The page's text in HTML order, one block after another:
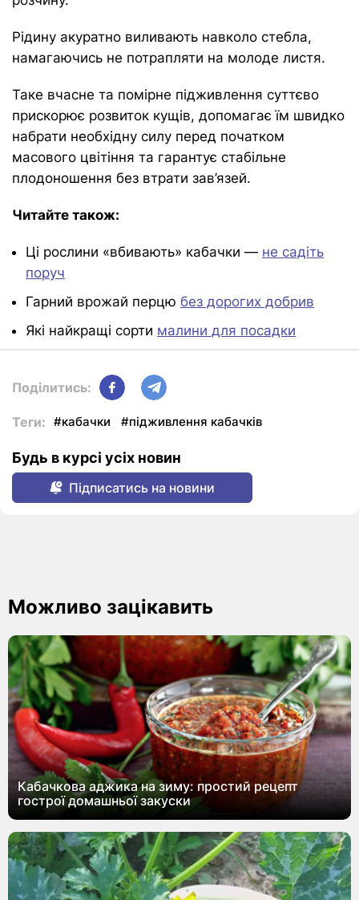
Рідину акуратно виливають навколо стебла,
намагаючись не потрапляти на молоде листя.
Таке вчасне та помірне підживлення суттєво
прискорює розвиток кущів, допомагає їм швидко
набрати необхідну силу перед початком
масового цвітіння та гарантує стабільне
плодоношення без втрати зав’язей.
Читайте також:
Ці рослини «вбивають» кабачки — не садіть
поруч
Гарний врожай перцю без дорогих добрив
Які найкращі сорти малини для посадки
Поділитись:
Теги: #кабачки #підживлення кабачків
Будь в курсі усіх новин
Підписатись на новини
Можливо зацікавить
Кабачкова аджика на зиму: простий рецепт
гострої домашньої закуски